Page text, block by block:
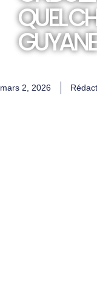
QUEL
mars 2, 2026